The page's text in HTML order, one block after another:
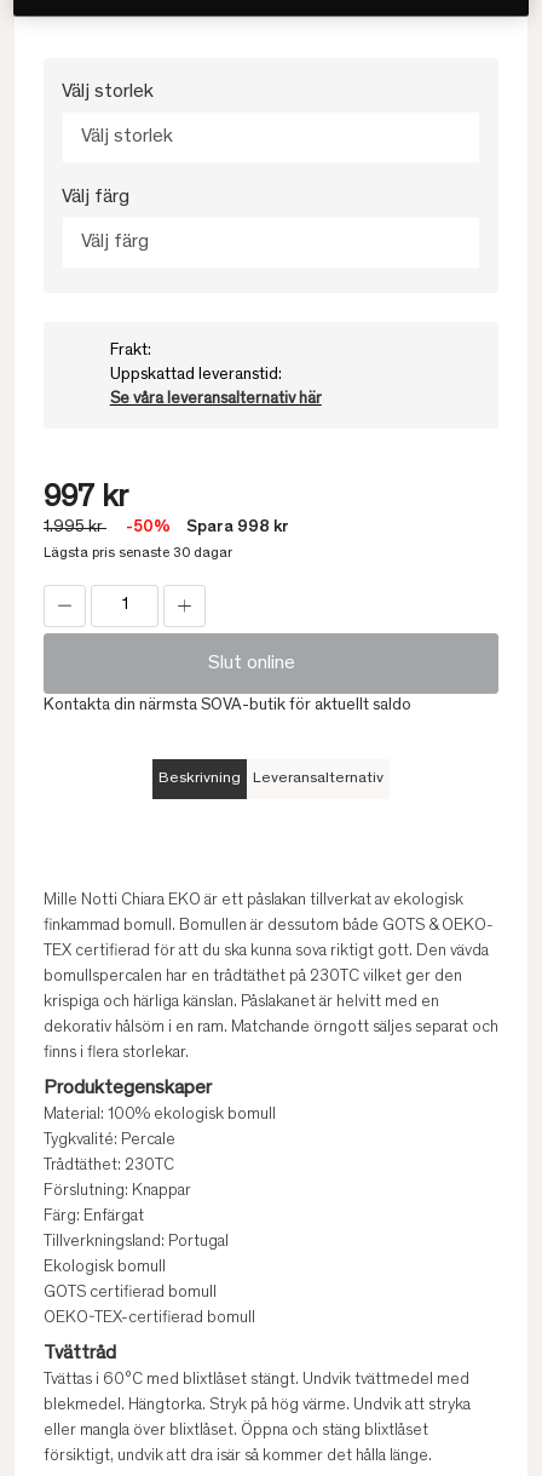
Välj storlek
Välj storlek
Välj färg
Välj färg
Frakt:
Uppskattad leveranstid:
Se våra leveransalternativ här
997 kr
1.995 kr -50% Spara 998 kr
Lägsta pris senaste 30 dagar
Slut online
Kontakta din närmsta SOVA-butik för aktuellt saldo
Beskrivning Leveransalternativ
Mille Notti Chiara EKO är ett påslakan tillverkat av ekologisk
finkammad bomull. Bomullen är dessutom både GOTS & OEKO-
TEX certifierad för att du ska kunna sova riktigt gott. Den vävda
bomullspercalen har en trådtäthet på 230TC vilket ger den
krispiga och härliga känslan. Påslakanet är helvitt med en
dekorativ hålsöm i en ram. Matchande örngott säljes separat och
finns i flera storlekar.
Produktegenskaper
Material: 100% ekologisk bomull
Tygkvalité: Percale
Trådtäthet: 230TC
Förslutning: Knappar
Färg: Enfärgat
Tillverkningsland: Portugal
Ekologisk bomull
GOTS certifierad bomull
OEKO-TEX-certifierad bomull
Tvättråd
Tvättas i 60°C med blixtlåset stängt. Undvik tvättmedel med
blekmedel. Hängtorka. Stryk på hög värme. Undvik att stryka
eller mangla över blixtlåset. Öppna och stäng blixtlåset
försiktigt, undvik att dra isär så kommer det hålla länge.